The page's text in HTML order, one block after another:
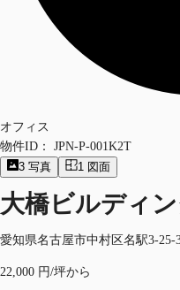
オフィス
物件ID：
JPN-P-001K2T
3 写真 1 図面
大橋ビルディ
愛知県名古屋市中村区名駅3-25-
22,000 円/坪から